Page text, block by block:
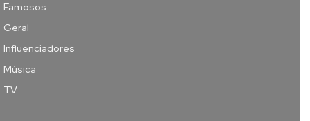
Famosos
Geral
Influenciadores
Música
TV